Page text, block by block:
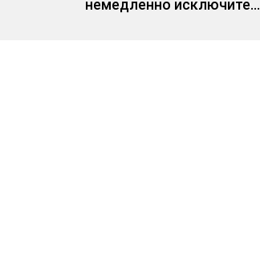
немедленно исключите...